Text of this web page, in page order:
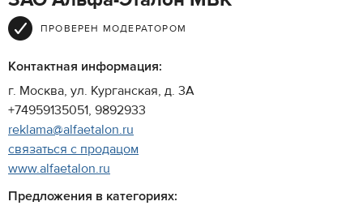
ПРОВЕРЕН МОДЕРАТОРОМ
Контактная информация:
г. Москва, ул. Курганская, д. 3А
+74959135051, 9892933
reklama@alfaetalon.ru
связаться с продацом
www.alfaetalon.ru
Предложения в категориях: